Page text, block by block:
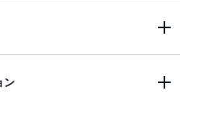
ーエンドの暗号化されたプラ
可能になります。
化とコンプライアンス要件
ン